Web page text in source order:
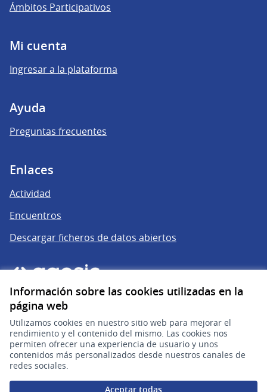
Información sobre las cookies utilizadas en la
página web
Utilizamos cookies en nuestro sitio web para mejorar el
rendimiento y el contenido del mismo. Las cookies nos
permiten ofrecer una experiencia de usuario y unos
contenidos más personalizados desde nuestros canales de
redes sociales.
Aceptar todas
Ámbitos Participativos
Mi cuenta
Ingresar a la plataforma
Ayuda
Preguntas frecuentes
Enlaces
Actividad
Encuentros
Descargar ficheros de datos abiertos
gub.uy
(Enlace externo)
Sitio oficial de la República Oriental del Uruguay